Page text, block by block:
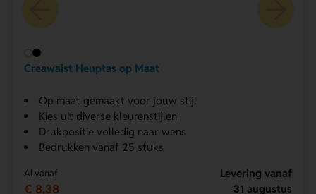
Creawaist Heuptas op Maat
Op maat gemaakt voor jouw stijl
Kies uit diverse kleurenstijlen
Drukpositie volledig naar wens
Bedrukken vanaf 25 stuks
Al vanaf
€ 8,38
Levering vanaf
31 augustus